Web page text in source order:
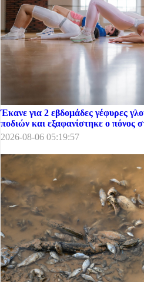
Έκανε για 2 εβδομάδες γέφυρες
ποδιών και εξαφανίστηκε ο πόνος
2026-08-06 05:19:57